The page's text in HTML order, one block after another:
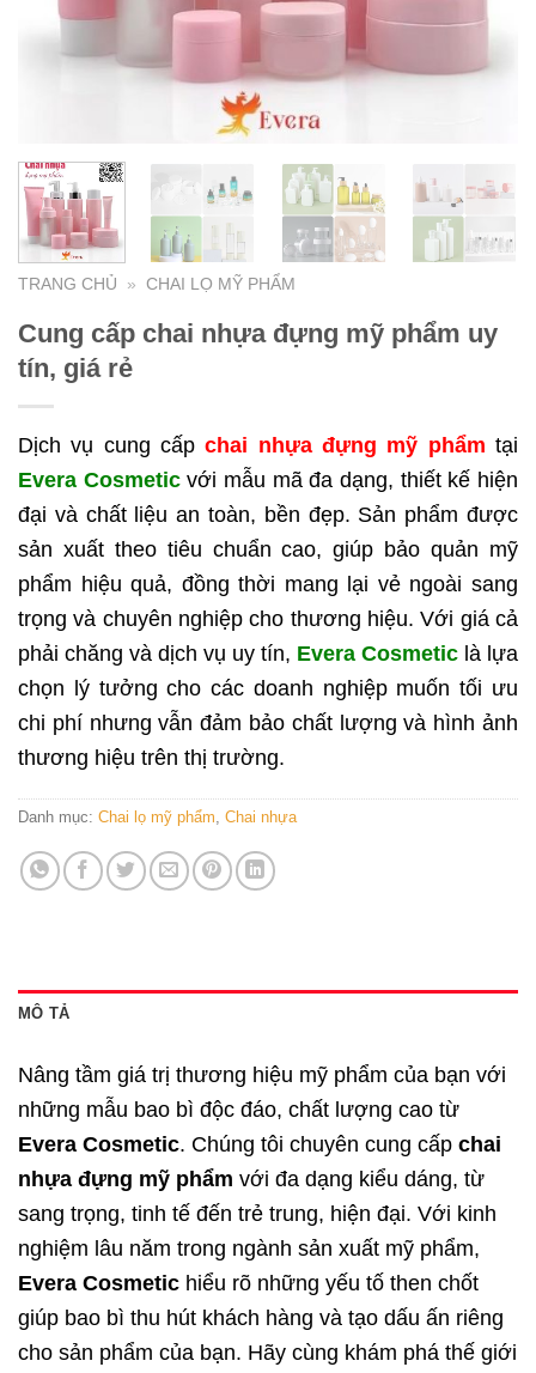
TRANG CHỦ » CHAI LỌ MỸ PHẨM
Cung cấp chai nhựa đựng mỹ phẩm uy
tín, giá rẻ
Dịch vụ cung cấpchai nhựa đựng mỹ phẩm tại
Evera Cosmeticvới mẫu mã đa dạng, thiết kế hiện
đại và chất liệu an toàn, bền đẹp. Sản phẩm được
sản xuất theo tiêu chuẩn cao, giúp bảo quản mỹ
phẩm hiệu quả, đồng thời mang lại vẻ ngoài sang
trọng và chuyên nghiệp cho thương hiệu. Với giá cả
phải chăng và dịch vụ uy tín, Evera Cosmetic là lựa
chọn lý tưởng cho các doanh nghiệp muốn tối ưu
chi phí nhưng vẫn đảm bảo chất lượng và hình ảnh
thương hiệu trên thị trường.
Danh mục: Chai lọ mỹ phẩm, Chai nhựa
MÔ TẢ
Nâng tầm giá trị thương hiệu mỹ phẩm của bạn với
những mẫu bao bì độc đáo, chất lượng cao từ
Evera Cosmetic. Chúng tôi chuyên cung cấp chai
nhựa đựng mỹ phẩm với đa dạng kiểu dáng, từ
sang trọng, tinh tế đến trẻ trung, hiện đại. Với kinh
nghiệm lâu năm trong ngành sản xuất mỹ phẩm,
Evera Cosmetic hiểu rõ những yếu tố then chốt
giúp bao bì thu hút khách hàng và tạo dấu ấn riêng
cho sản phẩm của bạn. Hãy cùng khám phá thế giới